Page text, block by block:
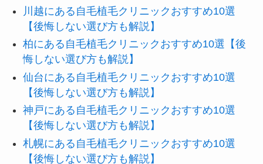
川越にある自毛植毛クリニックおすすめ10選
【後悔しない選び方も解説】
柏にある自毛植毛クリニックおすすめ10選【後
悔しない選び方も解説】
仙台にある自毛植毛クリニックおすすめ10選
【後悔しない選び方も解説】
神戸にある自毛植毛クリニックおすすめ10選
【後悔しない選び方も解説】
札幌にある自毛植毛クリニックおすすめ10選
【後悔しない選び方も解説】